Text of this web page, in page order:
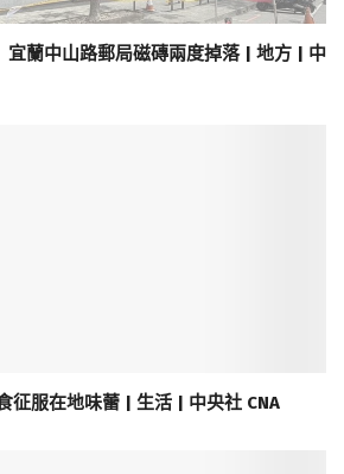
蘭中山路郵局磁磚兩度掉落 | 地方 | 中
征服在地味蕾 | 生活 | 中央社 CNA